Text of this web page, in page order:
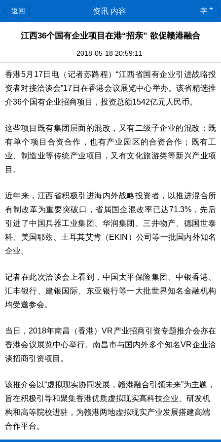
返回 资讯 内容 字 +
江西36个国有企业项目在港“招亲” 欲促赣港融合
2018-05-18 20:59:11
香港5月17日电（记者苏路程）“江西省国有企业引进战略投
资者对接洽谈会”17日在香港会议展览中心举办。该省精选推
介36个国有企业招商项目，投资总额1542亿元人民币。
这些项目既有集团层面的混改，又有二级子企业的混改；既
有单个项目合资合作，也有产业园区的合资合作；既有工
业、制造业等传统产业项目，又有文化旅游类等新兴产业项
目。
近年来，江西省积极引进海内外战略投资者，以推进混合所
有制改革为重要突破口，省属国企混改率已达71.3%，先后
引进了中国兵器工业集团、华润集团、三井物产、德国世泰
科、美国耶兹、土耳其艾肯（EKIN）公司等一批国内外知名
企业。
记者在此次洽谈会上看到，中国太平保险集团、中银香港、
汇丰银行、建银国际、东亚银行等一大批世界知名金融机构
均受邀参会。
当日，2018年南昌（香港）VR产业招商引资专题推介会亦在
香港会议展览中心举行。南昌市与国内外多个知名VR企业洽
谈招商引资项目。
该推介会以“虚拟现实协同发展，赣港融合引领未来”为主题，
旨在积极引导和聚集香港优质虚拟现实高科技企业、研发机
构和高等院校进驻，为赣港两地虚拟现实产业发展搭建高端
合作平台。